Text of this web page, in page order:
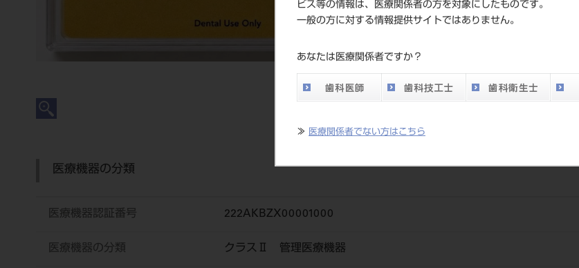
ビス等の情報は、医療関係者の方を対象にしたものです。
一般の方に対する情報提供サイトではありません。
あなたは医療関係者ですか？
≫ 医療関係者でない方はこちら
DO vol.26 掲載ペー
ジ
医療機器の分類
医療機器認証番号 222AKBZX00001000
医療機器の分類 クラスⅡ 管理医療機器